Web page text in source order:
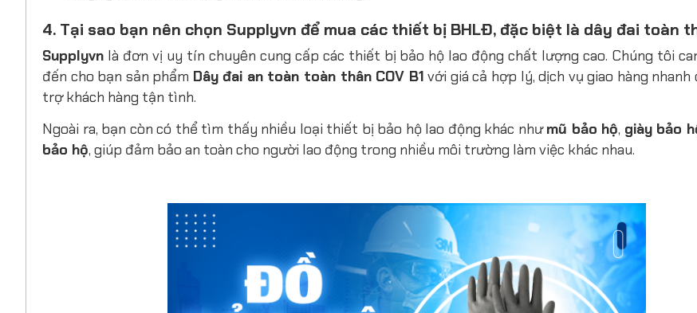
4. Tại sao bạn nên chọn Supplyvn để mua các thiết bị BHLĐ, đặc biệt là dây đai toàn
Supplyvn là đơn vị uy tín chuyên cung cấp các thiết bị bảo hộ lao động chất lượng cao. Chúng tôi
đến cho bạn sản phẩm Dây đai an toàn toàn thân COV B1 với giá cả hợp lý, dịch vụ giao hàng nhanh
trợ khách hàng tận tình.
Ngoài ra, bạn còn có thể tìm thấy nhiều loại thiết bị bảo hộ lao động khác nhưmũ bảo hộ, giày bảo
bảo hộ, giúp đảm bảo an toàn cho người lao động trong nhiều môi trường làm việc khác nhau.